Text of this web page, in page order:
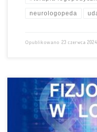
neurologopeda
Opublikowano 23 czerwca 2024
Serdecznie zapraszamy
Komunikacji biorą czynny